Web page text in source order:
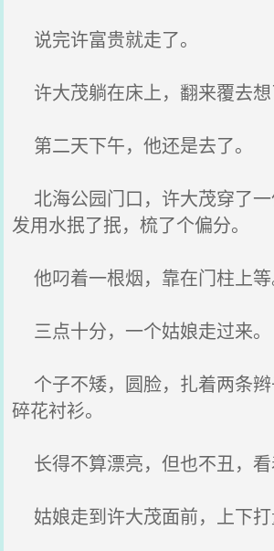
说完许富贵就走了。
许大茂躺在床上，翻来覆去想
第二天下午，他还是去了。
北海公园门口，许大茂穿了
发用水抿了抿，梳了个偏分。
他叼着一根烟，靠在门柱上等
三点十分，一个姑娘走过来。
个子不矮，圆脸，扎着两条
碎花衬衫。
长得不算漂亮，但也不丑，看
姑娘走到许大茂面前，上下打